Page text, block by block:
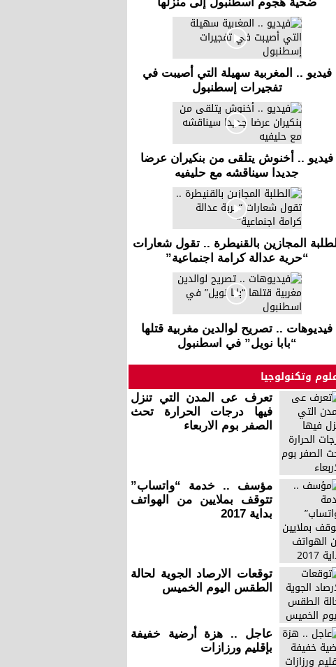
فيديو .. المغربية سهيلة التي أصيبت في
تفجيرات إسطنبول
فيديو .. أخنوش يتلقى من بنكيران عرضا
جديدا سيناقشه مع حليفيه
المجازين بالقنيطرة .. تقول شعارات
“حرية عدالة كرامة اجنماعية”
فيديوهات .. تصريح لوالدين مغربية قتلها
“بابا نويل” في اسطنبول
وتكنولوجيا
تعرف عى المدن التي تنزل
فيها درجات الحرارة تحث
الصفر بوم الاربعاء
مؤسف .. خدمة “واتساب”
تتوقف بملايين من الهواتف
بداية 2017
توقعات الارصاد الجوية لحالة
الطقس اليوم الخميس
عاجل .. هزة أرضية خفيفة
بإقليم ورزازات